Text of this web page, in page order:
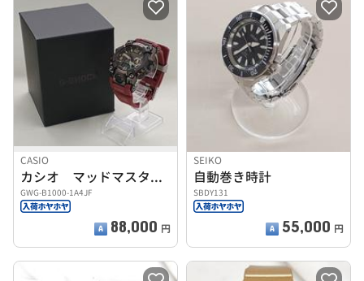
CASIO
カシオ マッドマスター 時計 G-SCHOCK
GWG-B1000-1A4JF
88,000 円
SEIKO
自動巻き時計
SBDY131
55,000 円